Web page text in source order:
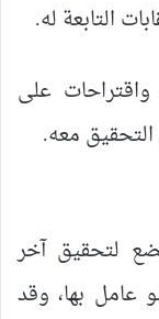
التابعة له.
على
التحقيق معه.
لتحقيق آخر
عامل بها، وقد